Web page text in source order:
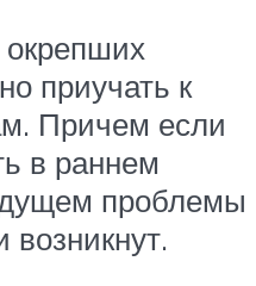
приучать к
Причем если
в раннем
проблемы
возникнут.